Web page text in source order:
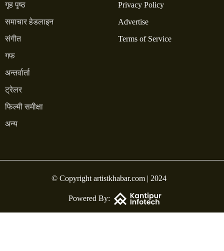
गृह पृष्ठ
समाचार हेडलाइन
संगीत
गफ
अन्तर्वार्ता
ट्रेलर
फिल्मी समीक्षा
अन्य
Privacy Policy
Advertise
Terms of Service
© Copyright artistkhabar.com | 2024
Powered By: